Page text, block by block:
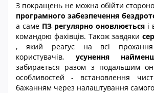
З покращень не можна обійти
програмного забезпечення
а саме ПЗ регулярно оновлюється і
командою фахівців. Також завдяки
, який реагує на всі
користувачів, усунення
забирається разом з подальшим
особливостей - встановлення
бажанням через налаштування